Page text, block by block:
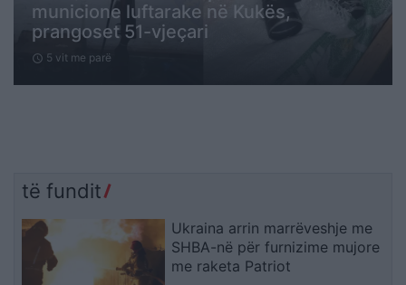
municione luftarake në Kukës,
prangoset 51-vjeçari
schedule 5 vit me parë
të fundit
Ukraina arrin marrëveshje me
SHBA-në për furnizime mujore
me raketa Patriot